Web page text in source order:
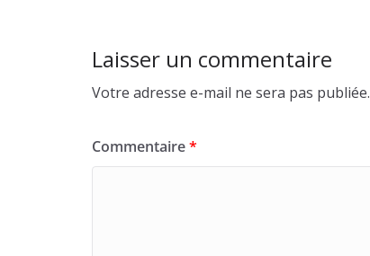
Laisser un commentaire
Votre adresse e-mail ne sera pas publiée.
Commentaire*